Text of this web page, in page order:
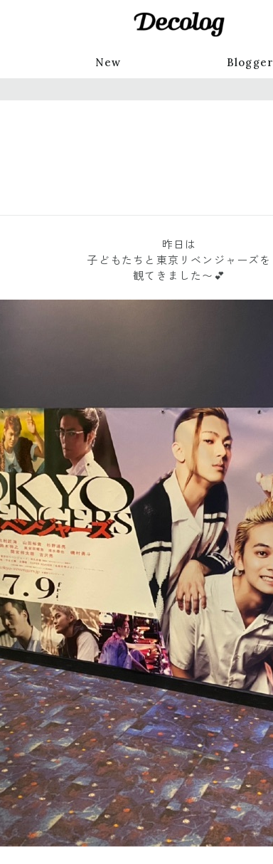
New Blogger
昨日は
子どもたちと東京リベンジャーズを
観てきました〜💕